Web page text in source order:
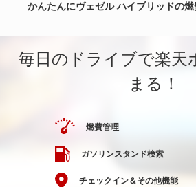
かんたんにヴェゼル ハイブリッドの燃
毎日のドライブで楽天
まる！
燃費管理
ガソリンスタンド検索
チェックイン＆その他機能